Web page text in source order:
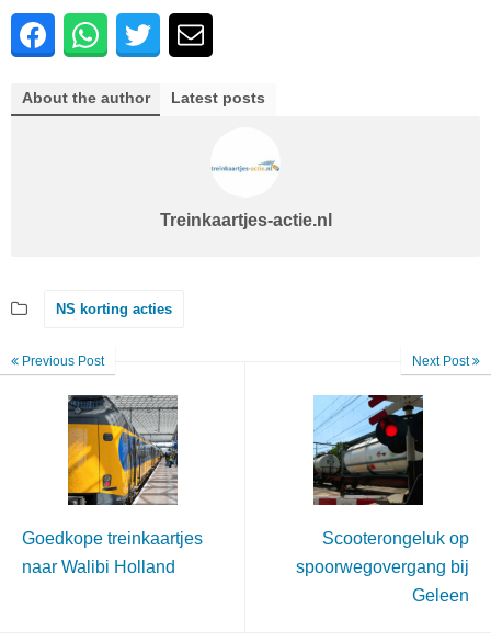
About the author Latest posts
Treinkaartjes-actie.nl
NS korting acties
Previous Post
Goedkope treinkaartjes
naar Walibi Holland
Next Post
Scooterongeluk op
spoorwegovergang bij
Geleen